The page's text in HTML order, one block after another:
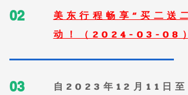
02
美东行程畅享“买二送
动！（2024-03-08）
03
自2023年12月11日至